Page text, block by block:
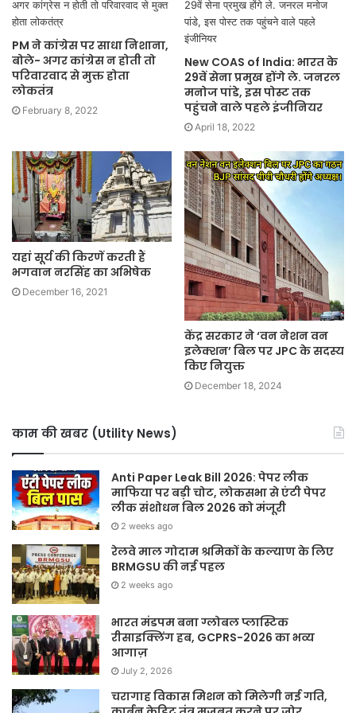
PM ने कांग्रेस पर साधा निशाना,
बोले- अगर कांग्रेस न होती तो
परिवारवाद से मुक्त होता
लोकतंत्र
February 8, 2022
New COAS of India: भारत के
29वें सेना प्रमुख होंगे ले. जनरल
मनोज पांडे, इस पोस्ट तक
पहुंचने वाले पहले इंजीनियर
April 18, 2022
यहां सूर्य की किरणें करती हैं
भगवान नरसिंह का अभिषेक
December 16, 2021
केंद्र सरकार ने ‘वन नेशन वन
इलेक्शन’ बिल पर JPC के सदस्य
किए नियुक्त
December 18, 2024
काम की खबर (Utility News)
Anti Paper Leak Bill 2026: पेपर लीक
माफिया पर बड़ी चोट, लोकसभा से एंटी पेपर
लीक संशोधन बिल 2026 को मंजूरी
2 weeks ago
रेलवे माल गोदाम श्रमिकों के कल्याण के लिए
BRMGSU की नई पहल
2 weeks ago
भारत मंडपम बना ग्लोबल प्लास्टिक
रीसाइक्लिंग हब, GCPRS-2026 का भव्य
आगाज़
July 2, 2026
चरागाह विकास मिशन को मिलेगी नई गति,